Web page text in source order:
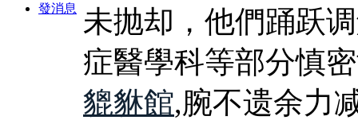
發消息
未抛却，他們踊跃
症醫學科等部分慎
貔貅館,腕不遗余力